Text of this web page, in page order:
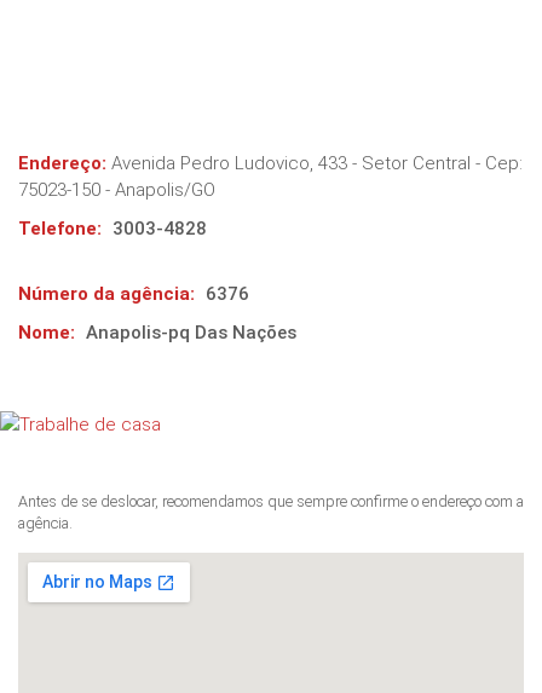
Endereço: Avenida Pedro Ludovico, 433 - Setor Central - Cep:
75023-150 - Anapolis/GO
Telefone:
3003-4828
Número da agência:
6376
Nome: Anapolis-pq Das Nações
Antes de se deslocar, recomendamos que sempre confirme o endereço com a
agência.